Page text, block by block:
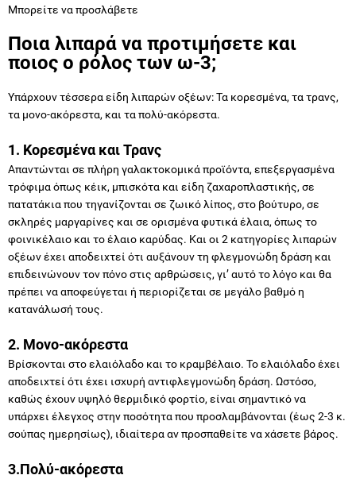
Μπορείτε να προσλάβετε
Ποια λιπαρά να προτιμήσετε και
ποιος ο ρόλος των ω-3;
Υπάρχουν τέσσερα είδη λιπαρών οξέων: Τα κορεσμένα, τα τρανς,
τα μονο-ακόρεστα, και τα πολύ-ακόρεστα.
1. Κορεσμένα και Τρανς
Απαντώνται σε πλήρη γαλακτοκομικά προϊόντα, επεξεργασμένα
τρόφιμα όπως κέικ, μπισκότα και είδη ζαχαροπλαστικής, σε
πατατάκια που τηγανίζονται σε ζωικό λίπος, στο βούτυρο, σε
σκληρές μαργαρίνες και σε ορισμένα φυτικά έλαια, όπως το
φοινικέλαιο και το έλαιο καρύδας. Και οι 2 κατηγορίες λιπαρών
οξέων έχει αποδειχτεί ότι αυξάνουν τη φλεγμονώδη δράση και
επιδεινώνουν τον πόνο στις αρθρώσεις, γι’ αυτό το λόγο και θα
πρέπει να αποφεύγεται ή περιορίζεται σε μεγάλο βαθμό η
κατανάλωσή τους.
2. Μονο-ακόρεστα
Βρίσκονται στο ελαιόλαδο και το κραμβέλαιο. Το ελαιόλαδο έχει
αποδειχτεί ότι έχει ισχυρή αντιφλεγμονώδη δράση. Ωστόσο,
καθώς έχουν υψηλό θερμιδικό φορτίο, είναι σημαντικό να
υπάρχει έλεγχος στην ποσότητα που προσλαμβάνονται (έως 2-3 κ.
σούπας ημερησίως), ιδιαίτερα αν προσπαθείτε να χάσετε βάρος.
3.Πολύ-ακόρεστα